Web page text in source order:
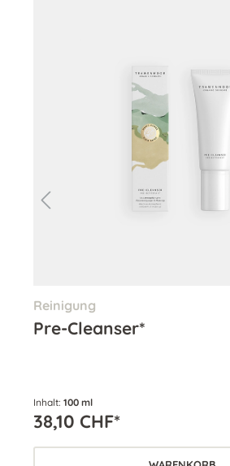
Reinigung
Pre-Cleanser*
Inhalt: 100 ml
38,10 CHF*